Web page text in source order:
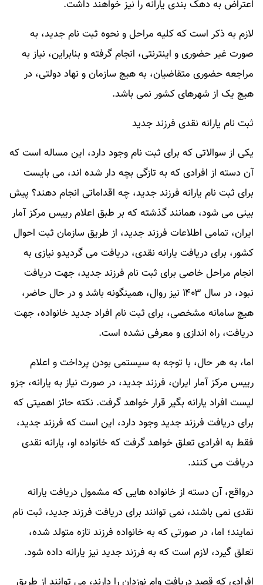
اعتراض به دهک بندی یارانه را نیز خواهند داشت.
لازم به ذکر است که کلیه مراحل و نحوه ثبت نام جدید، به
صورت غیر حضوری و اینترنتی، انجام گرفته و بنابراین، نیاز به
مراجعه حضوری متقاضیان، به هیچ سازمان و نهاد دولتی، در
هیچ یک از شهرهای کشور نمی باشد.
ثبت نام یارانه نقدی فرزند جدید
یکی از سوالاتی که برای ثبت نام وجود دارد، این مساله است که
آن دسته از افرادی که به تازگی بچه دار شده اند، می بایست
برای ثبت نام یارانه فرزند جدید، چه اقداماتی انجام دهند؟ پیش
بینی می شود، همانند گذشته که بر طبق اعلام رییس مرکز آمار
ایران، تمامی اطلاعات فرزند جدید، از طریق سازمان ثبت احوال
کشور، برای دریافت یارانه نقدی، دریافت می گردیدو نیازی به
انجام مراحل خاصی برای ثبت نام فرزند جدید، جهت دریافت
نبود، در سال ۱۴۰۳ نیز روال، همینگونه باشد و در حال حاضر،
هیچ سامانه مشخصی، برای ثبت نام افراد جدید خانواده، جهت
دریافت، راه اندازی و معرفی نشده است.
اما، به هر حال، با توجه به سیستمی بودن پرداخت و اعلام
رییس مرکز آمار ایران، فرزند جدید، در صورت نیاز به یارانه، جزو
لیست افراد یارانه بگیر قرار خواهد گرفت. نکته حائز اهمیتی که
برای دریافت فرزند جدید وجود دارد، این است که فرزند جدید،
فقط به افرادی تعلق خواهد گرفت که خانواده او، یارانه نقدی
دریافت می کنند.
درواقع، آن دسته از خانواده هایی که مشمول دریافت یارانه
نقدی نمی باشند، نمی توانند برای دریافت فرزند جدید، ثبت نام
نمایند؛ اما، در صورتی که به خانواده فرزند تازه متولد شده،
تعلق گیرد، لازم است که به فرزند جدید نیز یارانه داده شود.
افرادی که قصد دریافت وام نوزدان را دارند، می توانند از طریق